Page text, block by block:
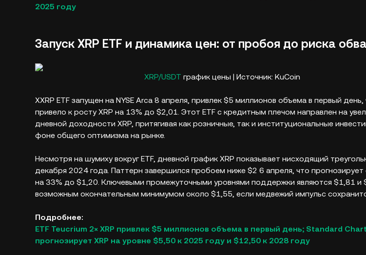
2025 году
Запуск XRP ETF и динамика цен: от пробоя до риска
XRP/USDT график цены | Источник: KuCoin
XXRP ETF запущен на NYSE Arca 8 апреля, привлек $5 миллионов объема в первый день,
привело к росту XRP на 13% до $2,01. Этот ETF с кредитным плечом направлен на
дневной доходности XRP, притягивая как розничные, так и институциональные
фоне общего оптимизма на рынке.
Несмотря на шумиху вокруг ETF, дневной график XRP показывает нисходящий
декабря 2024 года. Паттерн завершился пробоем ниже $2 6 апреля, что прогнозирует
на 33% до $1,20. Ключевыми промежуточными уровнями поддержки являются $1,81 и
возможным окончательным минимумом около $1,55, если медвежий импульс
Подробнее:
ETF Teucrium 2× XRP привлек $5 миллионов объема в первый день; Standard
прогнозирует XRP на уровне $5,50 к 2025 году и $12,50 к 2028 году